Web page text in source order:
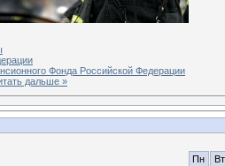
Фонда Российской Федерации
дальше »
Пн Вт